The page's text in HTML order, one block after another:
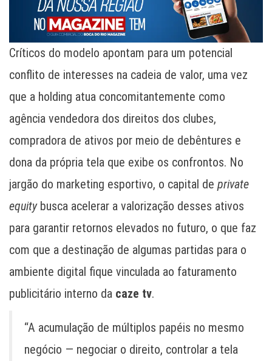
Críticos do modelo apontam para um potencial
conflito de interesses na cadeia de valor, uma vez
que a holding atua concomitantemente como
agência vendedora dos direitos dos clubes,
compradora de ativos por meio de debêntures e
dona da própria tela que exibe os confrontos. No
jargão do marketing esportivo, o capital de private
equitybusca acelerar a valorização desses ativos
para garantir retornos elevados no futuro, o que faz
com que a destinação de algumas partidas para o
ambiente digital fique vinculada ao faturamento
publicitário interno da caze tv.
“A acumulação de múltiplos papéis no mesmo
negócio — negociar o direito, controlar a tela